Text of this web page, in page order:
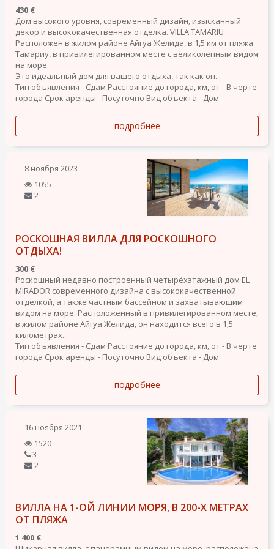
430 €
Дом высокого уровня, современный дизайн, изысканный
декор и высококачественная отделка. VILLA TAMARIU
Расположен в жилом районе Айгуа Желида, в 1,5 км от пляжа
Тамариу, в привилегированном месте с великолепным видом
на море.
Это идеальный дом для вашего отдыха, так как он...
Тип объявления - Сдам Расстояние до города, км, от - В черте
города Срок аренды - Посуточно Вид объекта - Дом
подробнее
8 ноября 2023
1055
2
РОСКОШНАЯ ВИЛЛА ДЛЯ РОСКОШНОГО
ОТДЫХА!
300 €
Роскошный недавно построенный четырёхэтажный дом EL
MIRADOR современного дизайна с высококачественной
отделкой, а также частным бассейном и захватывающим
видом на море. Расположенный в привилегированном месте,
в жилом районе Айгуа Желида, он находится всего в 1,5
километрах...
Тип объявления - Сдам Расстояние до города, км, от - В черте
города Срок аренды - Посуточно Вид объекта - Дом
подробнее
16 ноября 2021
1520
3
2
ВИЛЛА НА 1-ОЙ ЛИНИИ МОРЯ, В 200-Х МЕТРАХ
ОТ ПЛЯЖА
1 400 €